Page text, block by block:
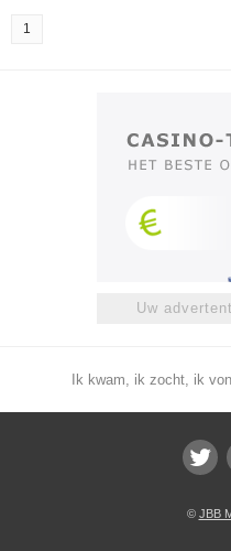
1
Uw
Ik kwam, ik zocht, ik
© JBB